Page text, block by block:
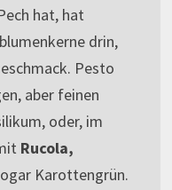
hat, hat
drin,
Pesto
aber feinen
oder, im
Rucola,
Karottengrün.